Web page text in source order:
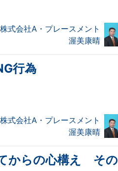
株式会社A・プレースメント
渥美康晴
行為
株式会社A・プレースメント
渥美康晴
からの心構え その